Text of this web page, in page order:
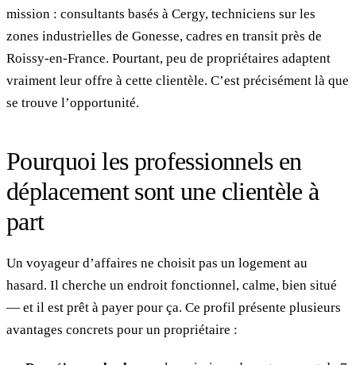
mission : consultants basés à Cergy, techniciens sur les
zones industrielles de Gonesse, cadres en transit près de
Roissy-en-France. Pourtant, peu de propriétaires adaptent
vraiment leur offre à cette clientèle. C’est précisément là que
se trouve l’opportunité.
Pourquoi les professionnels en
déplacement sont une clientèle à
part
Un voyageur d’affaires ne choisit pas un logement au
hasard. Il cherche un endroit fonctionnel, calme, bien situé
— et il est prêt à payer pour ça. Ce profil présente plusieurs
avantages concrets pour un propriétaire :